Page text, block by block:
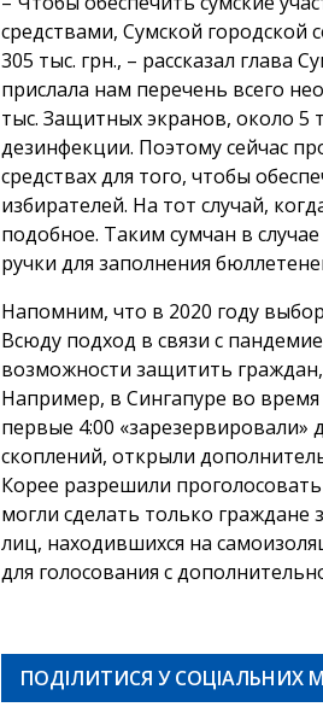
средствами, Сумской городской
305 тыс. грн., – рассказал глава
прислала нам перечень всего
тыс. Защитных экранов, около 5
дезинфекции. Поэтому сейчас
средствах для того, чтобы
избирателей. На тот случай,
подобное. Таким сумчан в
ручки для заполнения
Напомним, что в 2020 году
Всюду подход в связи с
возможности защитить
Например, в Сингапуре во
первые 4:00 «зарезервировали»
скоплений, открыли
Корее разрешили
могли сделать только граждане
лиц, находившихся на
для голосования с
ПОДІЛИТИСЯ У СОЦІАЛЬНИХ